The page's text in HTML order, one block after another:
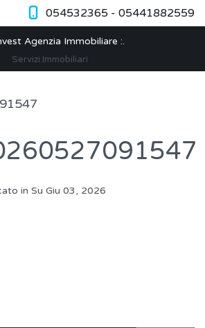
054532365 - 05441882559
Servizi Immobiliari
in Su Giu 03, 2026